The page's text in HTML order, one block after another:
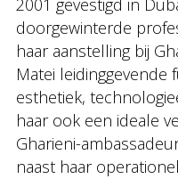
2001 gevestigd in
doorgewinterde
haar aanstelling bij
Matei leidinggevende
esthetiek,
haar ook een ideale
Gharieni-
naast haar